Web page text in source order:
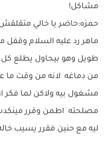
مشاكل!
حمزه:حاضر يا خالي
ماهر رد عليه السلام
طويل وهو بيحاول يطلع كل
من دماغه لانه من وقت ما
مشغول بيه ولاكن لما
مصلحته اطمن وقرر
ليه مع حنين فقرر يسيب